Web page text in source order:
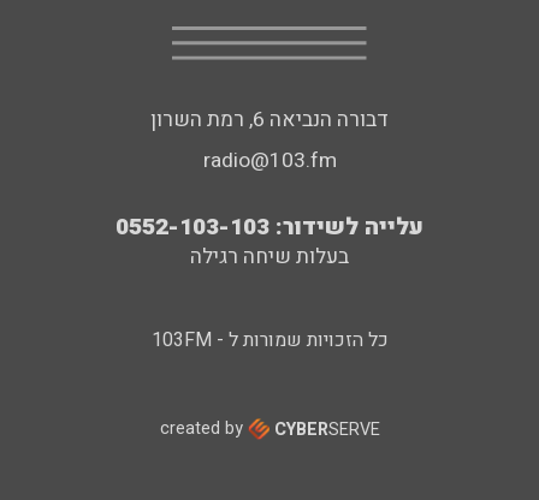
דבורה הנביאה 6, רמת השרון
radio@103.fm
עלייה לשידור: 0552-103-103
בעלות שיחה רגילה
כל הזכויות שמורות ל - 103FM
created by CYBERSERVE